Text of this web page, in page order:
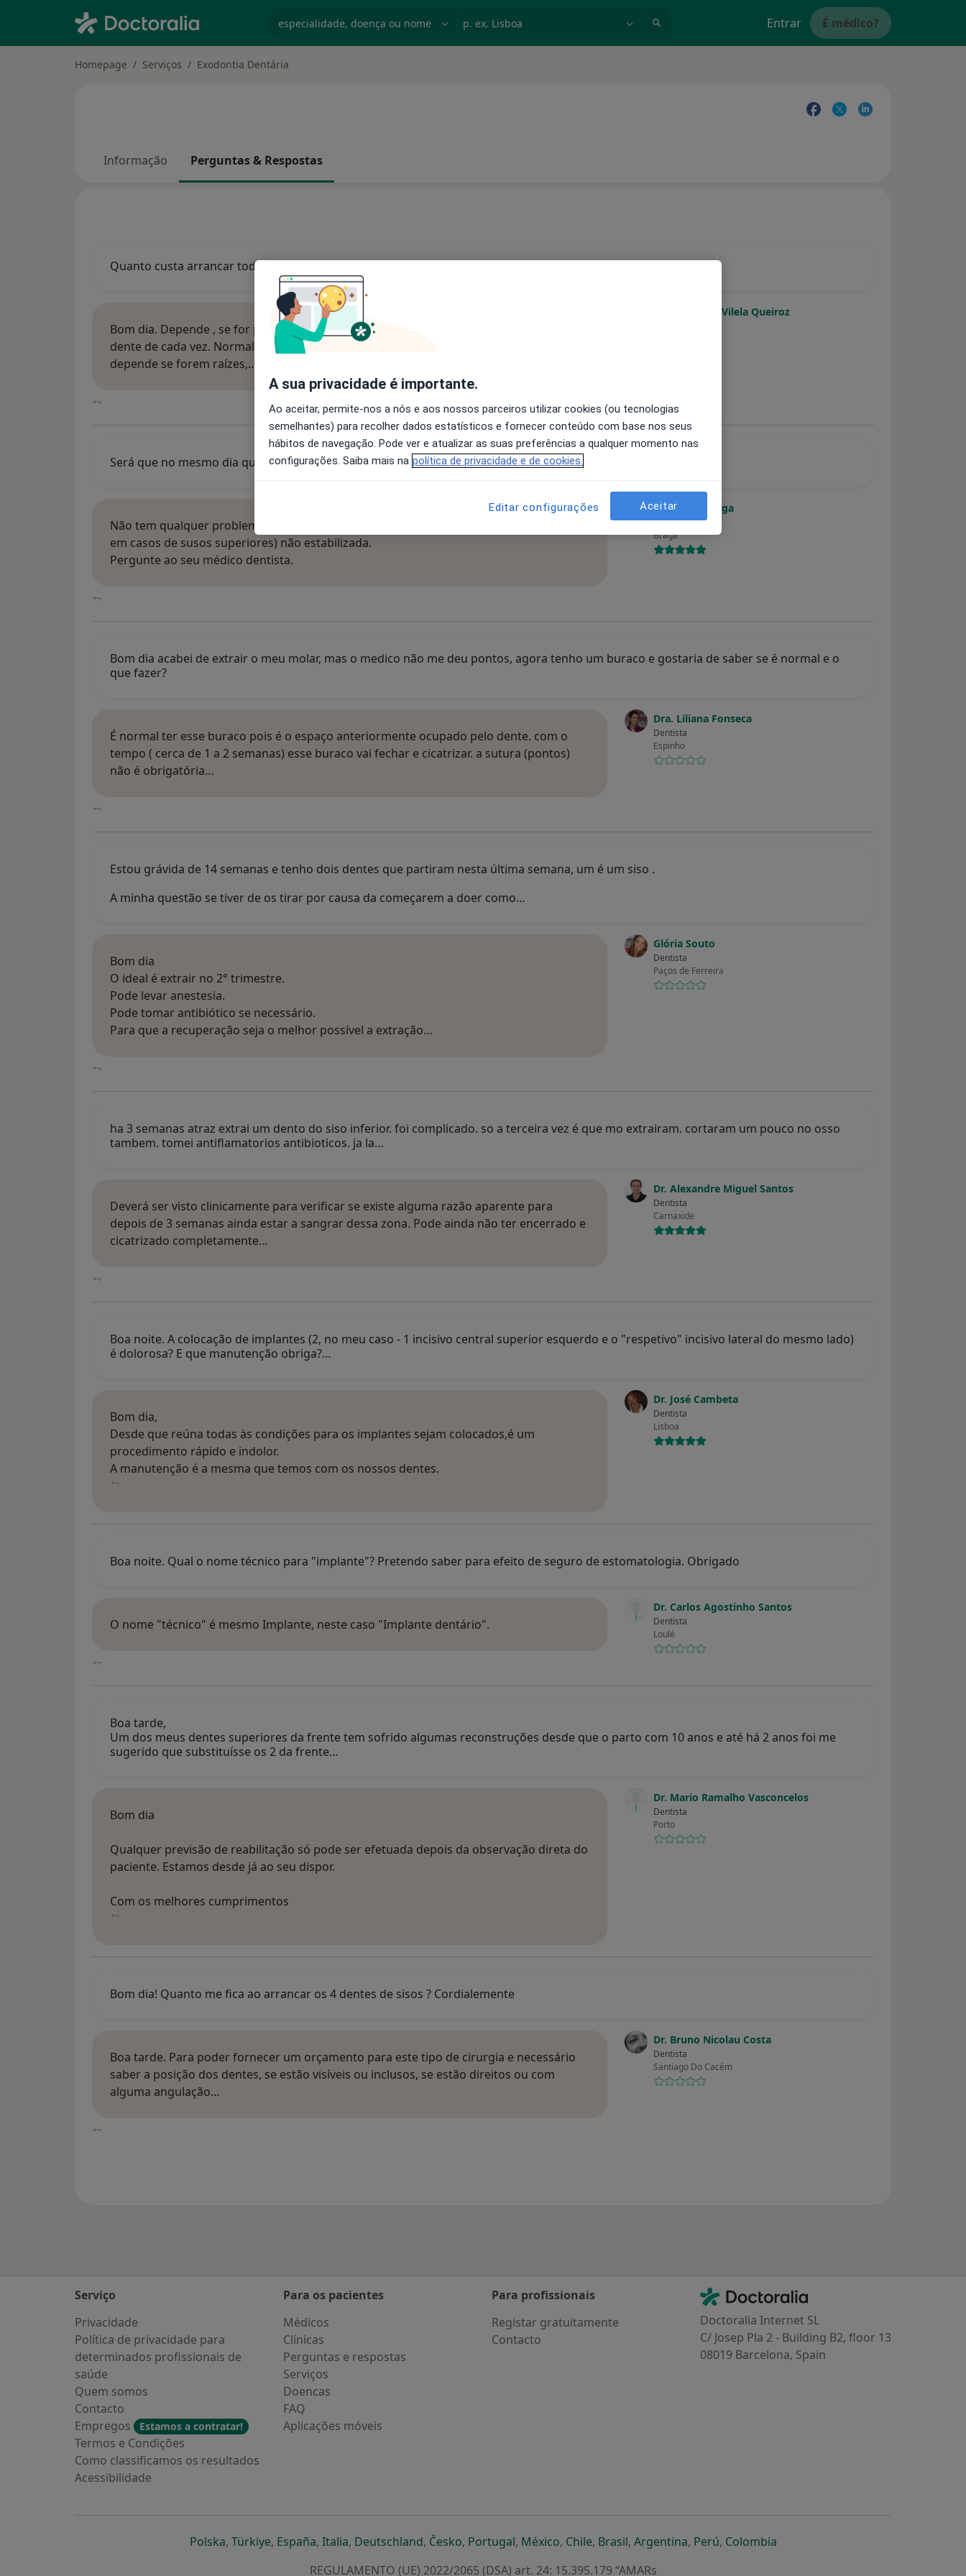
Entrar É médico?
Homepage Serviços Exodontia Dentária
Informação Perguntas & Respostas
Quanto custa arrancar todos os dentes e colocar próteses?
Dra. Emília M Vilela Queiroz
Bom dia. Depende , se for para extrair os dentes todos , o preço não é igual a tirar 1
dente de cada vez. Normalmente, damos um preço global pelas extrações ( que
depende se forem raízes,…
Será que no mesmo dia que tirar os pontos (devido à extração do siso) posso andar de avião? Obrigada
Prof. João Braga
Dentista
Braga
Não tem qualquer problema a não ser que tenha uma comunicação oro sinusal (apenas
em casos de susos superiores) não estabilizada.
Pergunte ao seu médico dentista.
Bom dia acabei de extrair o meu molar, mas o medico não me deu pontos, agora tenho um buraco e gostaria de saber se é normal e o
que fazer?
Dra. Liliana Fonseca
Dentista
Espinho
É normal ter esse buraco pois é o espaço anteriormente ocupado pelo dente. com o
tempo ( cerca de 1 a 2 semanas) esse buraco vai fechar e cicatrizar. a sutura (pontos)
não é obrigatória…
Estou grávida de 14 semanas e tenho dois dentes que partiram nesta última semana, um é um siso .
A minha questão se tiver de os tirar por causa da começarem a doer como…
Glória Souto
Dentista
Paços de Ferreira
Bom dia
O ideal é extrair no 2° trimestre.
Pode levar anestesia.
Pode tomar antibiótico se necessário.
Para que a recuperação seja o melhor possível a extração…
ha 3 semanas atraz extrai um dento do siso inferior. foi complicado. so a terceira vez é que mo extrairam. cortaram um pouco no osso
tambem. tomei antiflamatorios antibioticos. ja la…
Dr. Alexandre Miguel Santos
Dentista
Carnaxide
Deverá ser visto clinicamente para verificar se existe alguma razão aparente para
depois de 3 semanas ainda estar a sangrar dessa zona. Pode ainda não ter encerrado e
cicatrizado completamente…
Boa noite. A colocação de implantes (2, no meu caso - 1 incisivo central superior esquerdo e o "respetivo" incisivo lateral do mesmo lado)
é dolorosa? E que manutenção obriga?…
Dr. José Cambeta
Dentista
Lisboa
Bom dia,
Desde que reúna todas às condições para os implantes sejam colocados,é um
procedimento rápido e indolor.
A manutenção é a mesma que temos com os nossos dentes.
Boa noite. Qual o nome técnico para "implante"? Pretendo saber para efeito de seguro de estomatologia. Obrigado
Dr. Carlos Agostinho Santos
Dentista
Loulé
O nome "técnico" é mesmo Implante, neste caso "Implante dentário".
Boa tarde,
Um dos meus dentes superiores da frente tem sofrido algumas reconstruções desde que o parto com 10 anos e até há 2 anos foi me
sugerido que substituísse os 2 da frente…
Dr. Mario Ramalho Vasconcelos
Dentista
Porto
Bom dia
Qualquer previsão de reabilitação só pode ser efetuada depois da observação direta do
paciente. Estamos desde já ao seu dispor.
Com os melhores cumprimentos
Bom dia! Quanto me fica ao arrancar os 4 dentes de sisos ? Cordialemente
Dr. Bruno Nicolau Costa
Dentista
Santiago Do Cacém
Boa tarde. Para poder fornecer um orçamento para este tipo de cirurgia e necessário
saber a posição dos dentes, se estão visíveis ou inclusos, se estão direitos ou com
alguma angulação…
Serviço
Privacidade
Política de privacidade para
determinados profissionais de
saúde
Quem somos
Contacto
Empregos
Estamos a contratar!
Termos e Condições
Como classificamos os resultados
Acessibilidade
Para os pacientes
Médicos
Clínicas
Perguntas e respostas
Serviços
Doencas
FAQ
Aplicações móveis
Para profissionais
Registar gratuitamente
Contacto
Contacto
Doctoralia - Homepage
Doctoralia Internet SL
C/ Josep Pla 2 - Building B2, floor 13
08019 Barcelona, Spain
Polskaabre num novo separador
, Türkiyeabre num novo separador
, Españaabre num novo separador
, Italiaabre num novo separador
, Deutschlandabre num novo separador
, Českoabre num novo separador
, Portugalabre num novo separador
, Méxicoabre num novo separador
, Chileabre num novo separador
, Brasilabre num novo separador
, Argentinaabre num novo separador
, Perúabre num novo separador
, Colombiaabre num novo separador
REGULAMENTO (UE) 2022/2065 (DSA) art. 24: 15.395.179 “AMARs
A sua privacidade é importante.
Ao aceitar, permite-nos a nós e aos nossos parceiros utilizar cookies (ou tecnologias
semelhantes) para recolher dados estatísticos e fornecer conteúdo com base nos seus
hábitos de navegação. Pode ver e atualizar as suas preferências a qualquer momento nas
configurações. Saiba mais na política de privacidade e de cookies.
Editar configurações Aceitar